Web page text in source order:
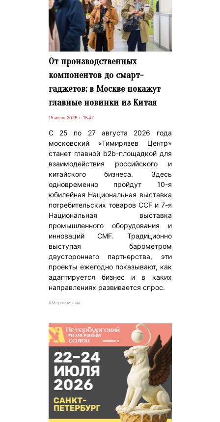
От производственных
компонентов до смарт-
гаджетов: в Москве покажут
главные новинки из Китая
15 июля 2026 г. 15:47
С 25 по 27 августа 2026 года
московский «Тимирязев Центр»
станет главной b2b-площадкой для
взаимодействия российского и
китайского бизнеса. Здесь
одновременно пройдут 10-я
юбилейная Национальная выставка
потребительских товаров CCF и 7-я
Национальная выставка
промышленного оборудования и
инноваций CMF. Традиционно
выступая барометром
двустороннего партнерства, эти
проекты ежегодно показывают, как
адаптируется бизнес и в каких
направлениях развивается спрос.
#Мероприятия